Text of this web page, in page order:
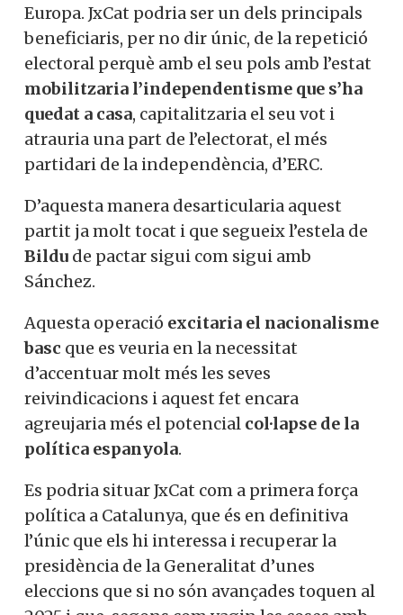
Europa. JxCat podria ser un dels principals
beneficiaris, per no dir únic, de la repetició
electoral perquè amb el seu pols amb l’estat
mobilitzaria l’independentisme que s’ha
quedat a casa, capitalitzaria el seu vot i
atrauria una part de l’electorat, el més
partidari de la independència, d’ERC.
D’aquesta manera desarticularia aquest
partit ja molt tocat i que segueix l’estela de
Bildu de pactar sigui com sigui amb
Sánchez.
Aquesta operació excitaria el nacionalisme
basc que es veuria en la necessitat
d’accentuar molt més les seves
reivindicacions i aquest fet encara
agreujaria més el potencial col·lapse de la
política espanyola.
Es podria situar JxCat com a primera força
política a Catalunya, que és en definitiva
l’únic que els hi interessa i recuperar la
presidència de la Generalitat d’unes
eleccions que si no són avançades toquen al